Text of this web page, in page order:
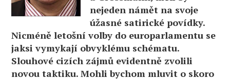
nejeden námět na svoje
úžasné satirické povídky.
Nicméně letošní volby do europarlamentu se
jaksi vymykají obvyklému schématu.
Slouhové cizích zájmů evidentně zvolili
novou taktiku. Mohli bychom mluvit o skoro